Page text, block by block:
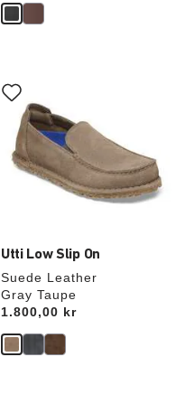
Utti Low Slip On
Suede Leather
Gray Taupe
Price:
1.800,00 kr
med
provfärger
kommer
uppdatera
produktbilden